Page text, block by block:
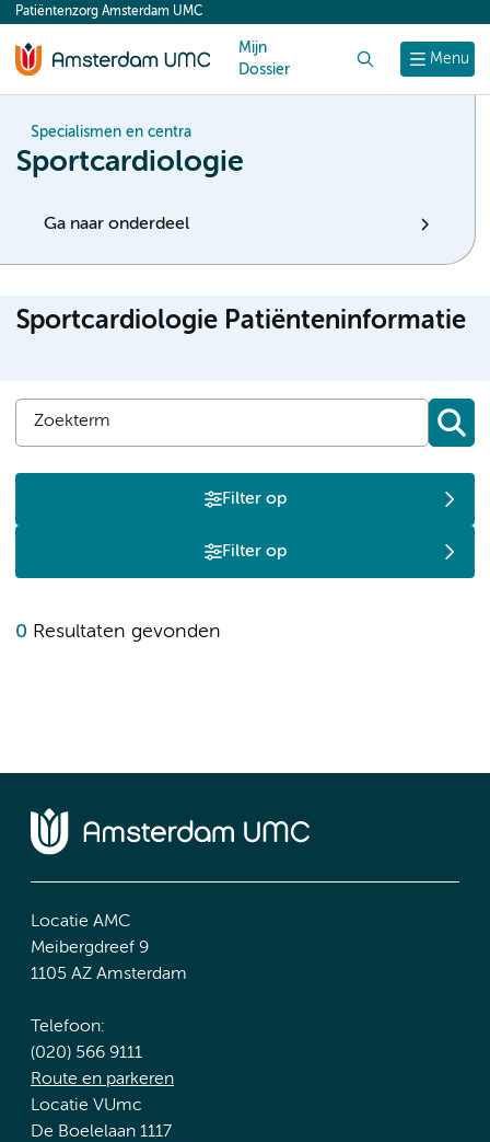
content
Menu
Patiëntenzorg Amsterdam UMC
Mijn
Dossier
Specialismen en centra
Sportcardiologie
Ga naar onderdeel
Sportcardiologie Patiënteninformatie
Filter op
Filter op
0 Resultaten gevonden
Locatie AMC
Meibergdreef 9
1105 AZ Amsterdam
Telefoon:
(020) 566 9111
Route en parkeren
Locatie VUmc
De Boelelaan 1117